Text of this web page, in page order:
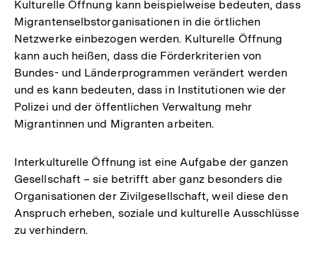
Kulturelle Öffnung kann beispielweise bedeuten, dass
Migrantenselbstorganisationen in die örtlichen
Netzwerke einbezogen werden. Kulturelle Öffnung
kann auch heißen, dass die Förderkriterien von
Bundes- und Länderprogrammen verändert werden
und es kann bedeuten, dass in Institutionen wie der
Polizei und der öffentlichen Verwaltung mehr
Migrantinnen und Migranten arbeiten.
Interkulturelle Öffnung ist eine Aufgabe der ganzen
Gesellschaft – sie betrifft aber ganz besonders die
Organisationen der Zivilgesellschaft, weil diese den
Anspruch erheben, soziale und kulturelle Ausschlüsse
zu verhindern.